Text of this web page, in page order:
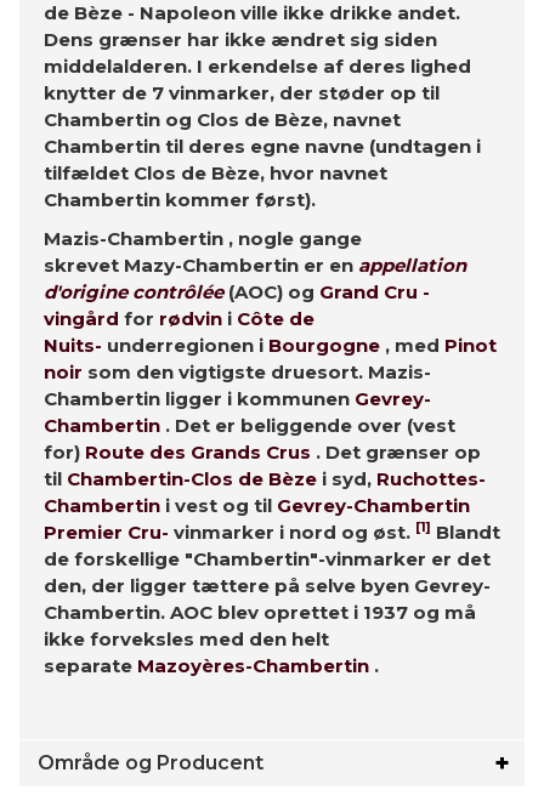
de Bèze - Napoleon ville ikke drikke andet.
Dens grænser har ikke ændret sig siden
middelalderen. I erkendelse af deres lighed
knytter de 7 vinmarker, der støder op til
Chambertin og Clos de Bèze, navnet
Chambertin til deres egne navne (undtagen i
tilfældet Clos de Bèze, hvor navnet
Chambertin kommer først).
Mazis-Chambertin , nogle gange
skrevet Mazy-Chambertin er en appellation
d'origine contrôlée(AOC) og Grand Cru -
vingård for rødvin i Côte de
Nuits- underregionen i Bourgogne , med Pinot
noir som den vigtigste druesort. Mazis-
Chambertin ligger i kommunen Gevrey-
Chambertin . Det er beliggende over (vest
for) Route des Grands Crus . Det grænser op
til Chambertin-Clos de Bèze i syd, Ruchottes-
Chambertin i vest og til Gevrey-Chambertin
Premier Cru- vinmarker i nord og øst. [1] Blandt
de forskellige "Chambertin"-vinmarker er det
den, der ligger tættere på selve byen Gevrey-
Chambertin. AOC blev oprettet i 1937 og må
ikke forveksles med den helt
separate Mazoyères-Chambertin .
Område og Producent